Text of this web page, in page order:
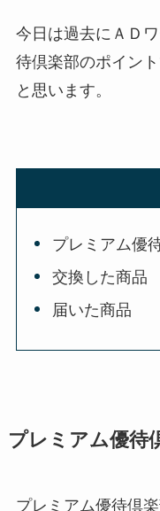
今日は過去にＡＤ
待倶楽部のポイン
と思います。
プレミアム優
交換した商品
届いた商品
プレミアム優待
プレミアム優待倶